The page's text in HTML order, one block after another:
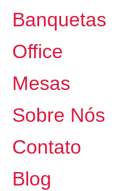
Banquetas
Office
Mesas
Sobre Nós
Contato
Blog